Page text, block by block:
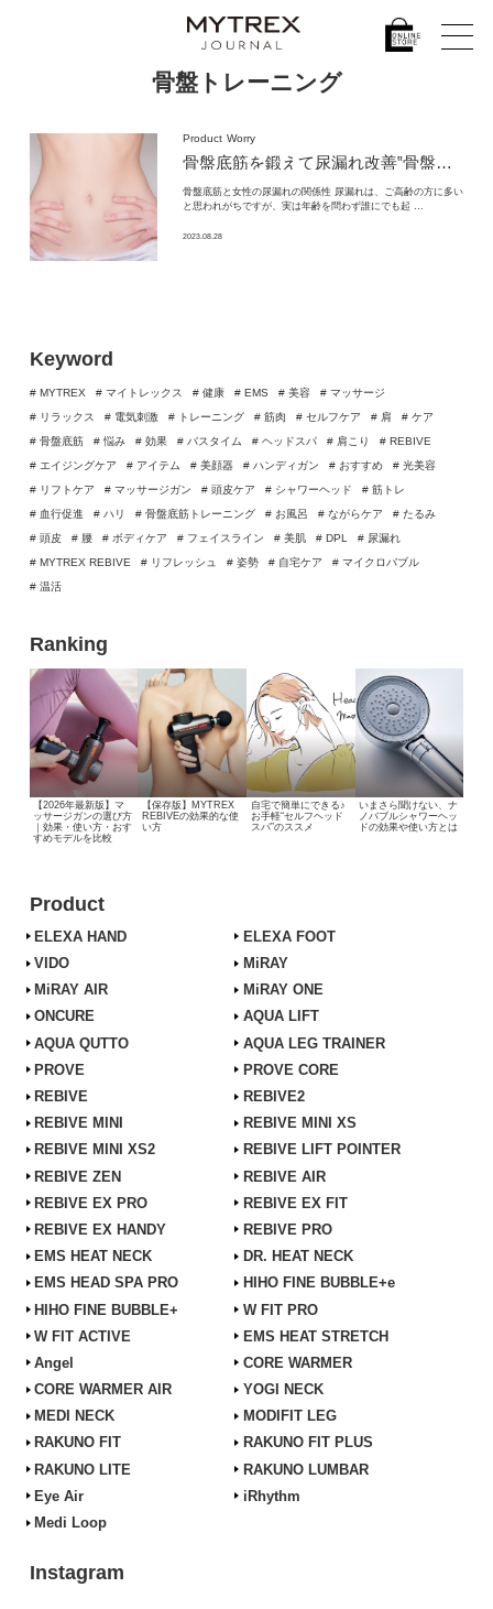
Keyword
# MYTREX # マイトレックス # 健康 # EMS # 美容
# マッサージ
# リラックス
# 電気刺激 # トレーニング # 筋肉 # セルフケア # 肩
# ケア
# 骨盤底筋
# 悩み # 効果 # バスタイム # ヘッドスパ # 肩こり
# REBIVE
# エイジングケア
# アイテム # 美顔器 # ハンディガン # おすすめ
# 光美容
# リフトケア
# マッサージガン # 頭皮ケア # シャワーヘッド
# 筋トレ
# 血行促進
# ハリ # 骨盤底筋トレーニング # お風呂 # ながらケア
# たるみ
# 頭皮
# 腰 # ボディケア # フェイスライン # 美肌 # DPL
# 尿漏れ
# MYTREX REBIVE
# リフレッシュ # 姿勢 # 自宅ケア
# マイクロバブル
# 温活
Ranking
【2026年最新版】マ
ッサージガンの選び方
｜効果・使い方・おす
すめモデルを比較
【保存版】MYTREX
REBIVEの効果的な使
い方
自宅で簡単にできる♪
お手軽“セルフヘッド
スパ”のススメ
いまさら聞けない、ナ
ノバブルシャワーヘッ
ドの効果や使い方とは
Product
ELEXA HAND
ELEXA FOOT
VIDO
MiRAY
MiRAY AIR
MiRAY ONE
ONCURE
AQUA LIFT
AQUA QUTTO
AQUA LEG TRAINER
PROVE
PROVE CORE
REBIVE
REBIVE2
REBIVE MINI
REBIVE MINI XS
REBIVE MINI XS2
REBIVE LIFT POINTER
REBIVE ZEN
REBIVE AIR
REBIVE EX PRO
REBIVE EX FIT
REBIVE EX HANDY
REBIVE PRO
EMS HEAT NECK
DR. HEAT NECK
EMS HEAD SPA PRO
HIHO FINE BUBBLE+e
HIHO FINE BUBBLE+
W FIT PRO
W FIT ACTIVE
EMS HEAT STRETCH
Angel
CORE WARMER
CORE WARMER AIR
YOGI NECK
MEDI NECK
MODIFIT LEG
RAKUNO FIT
RAKUNO FIT PLUS
RAKUNO LITE
RAKUNO LUMBAR
Eye Air
iRhythm
Medi Loop
Instagram
骨盤トレーニング
Product Worry
骨盤底筋を鍛えて尿漏れ改善‟骨盤底筋トレーニング”を日常生活に取り入れて意識づけを。
骨盤底筋と女性の尿漏れの関係性 尿漏れは、ご高齢の方に多い
と思われがちですが、実は年齢を問わず誰にでも起 …
2023.08.28